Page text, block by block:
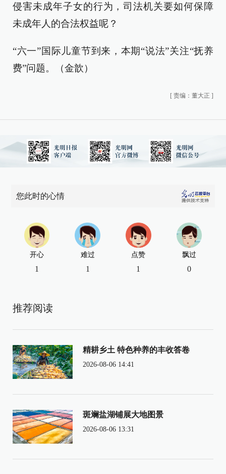
侵害未成年子女的行为，司法机关要如何保障
未成年人的合法权益呢？
“六一”国际儿童节到来，本期“说法”关注“抚养
费”问题。（金歆）
[ 责编：董大正 ]
您此时的心情
开心
1
难过
1
点赞
1
飘过
0
推荐阅读
精耕乡土 特色种养的丰收答卷
2026-08-06 14:41
斑斓盐湖铺展大地图景
2026-08-06 13:31